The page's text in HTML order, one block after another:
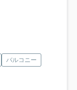
バルコニー